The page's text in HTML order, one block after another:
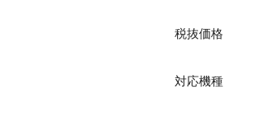
税抜価格
対応機種